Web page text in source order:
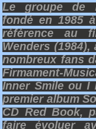
Le groupe de
fondé en 1985
référence au
Wenders
nombreux fans
Firmament-
Inner Smile ou I
premier album
CD Red Book,
faire évoluer